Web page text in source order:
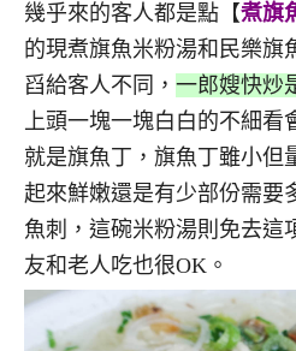
幾乎來的客人都是點【煮旗
的現煮旗魚米粉湯和民樂旗
舀給客人不同， 一郎嫂快炒
上頭一塊一塊白白的不細看
就是旗魚丁，旗魚丁雖小但
起來鮮嫩還是有少部份需要
魚刺，這碗米粉湯則免去這
友和老人吃也很OK。